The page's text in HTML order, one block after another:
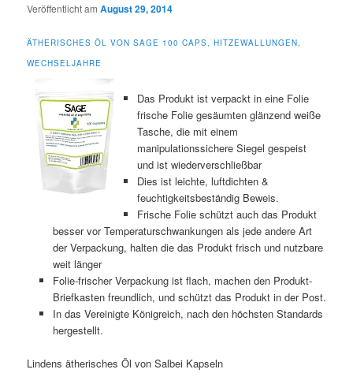
Veröffentlicht amAugust 29, 2014
ÄTHERISCHES ÖL VON SAGE 100 CAPS, HITZEWALLUNGEN,
WECHSELJAHRE
Das Produkt ist verpackt in eine Folie
frische Folie gesäumten glänzend weiße
Tasche, die mit einem
manipulationssichere Siegel gespeist
und ist wiederverschließbar
Dies ist leichte, luftdichten &
feuchtigkeitsbeständig Beweis.
Frische Folie schützt auch das Produkt
besser vor Temperaturschwankungen als jede andere Art
der Verpackung, halten die das Produkt frisch und nutzbare
weit länger
Folie-frischer Verpackung ist flach, machen den Produkt-
Briefkasten freundlich, und schützt das Produkt in der Post.
In das Vereinigte Königreich, nach den höchsten Standards
hergestellt.
Lindens ätherisches Öl von Salbei Kapseln